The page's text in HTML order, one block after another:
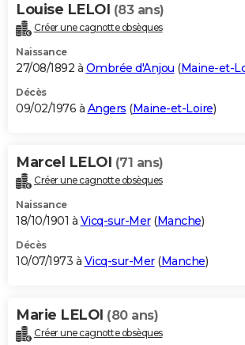
Louise LELOI (83 ans)
Créer une cagnotte obsèques
Naissance
27/08/1892 à Ombrée d'Anjou (Maine-et-
Décès
09/02/1976 à Angers (Maine-et-Loire)
Marcel LELOI (71 ans)
Créer une cagnotte obsèques
Naissance
18/10/1901 à Vicq-sur-Mer(Manche)
Décès
10/07/1973 à Vicq-sur-Mer(Manche)
Marie LELOI (80 ans)
Créer une cagnotte obsèques